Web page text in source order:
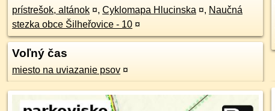
prístrešok, altánok ¤, Cyklomapa Hlucinska ¤, Naučná
stezka obce Šilheřovice - 10 ¤
Voľný čas
miesto na uviazanie psov ¤